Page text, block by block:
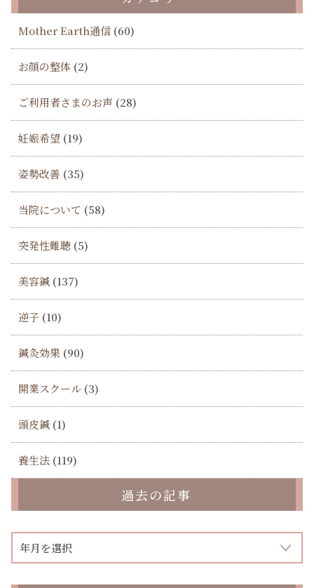
Mother Earth通信 (60)
お顔の整体 (2)
ご利用者さまのお声 (28)
妊娠希望 (19)
姿勢改善 (35)
当院について (58)
突発性難聴 (5)
美容鍼 (137)
逆子 (10)
鍼灸効果 (90)
開業スクール (3)
頭皮鍼 (1)
養生法 (119)
過去の記事